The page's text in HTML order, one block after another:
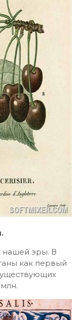
нашей эры. В
как первый